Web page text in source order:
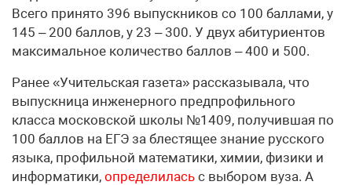
Всего принято 396 выпускников со 100 баллами, у
145 – 200 баллов, у 23 – 300. У двух абитуриентов
максимальное количество баллов – 400 и 500.
Ранее «Учительская газета» рассказывала, что
выпускница инженерного предпрофильного
класса московской школы №1409, получившая по
100 баллов на ЕГЭ за блестящее знание русского
языка, профильной математики, химии, физики и
информатики, определилась с выбором вуза. А